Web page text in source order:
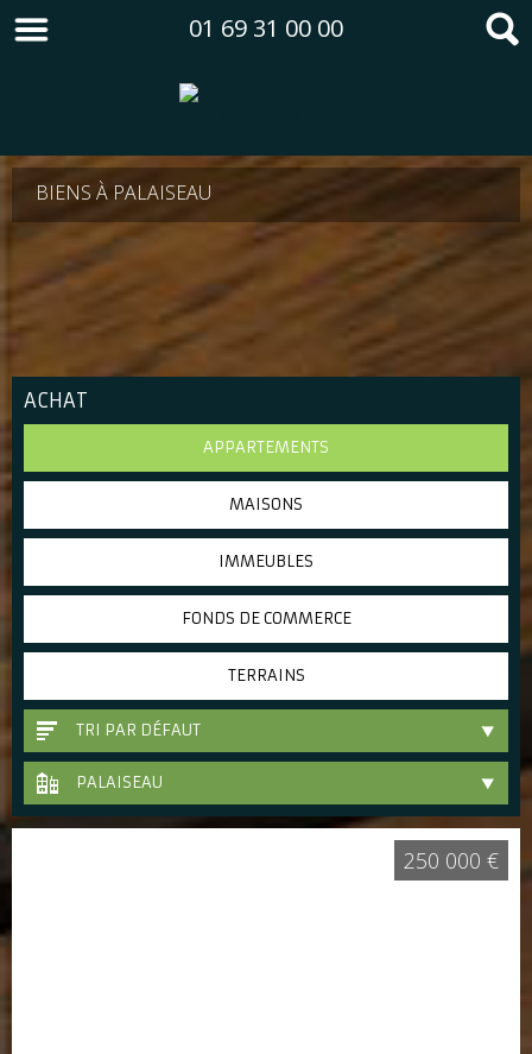
01 69 31 00 00
BIENS À PALAISEAU
ACHAT
APPARTEMENTS
MAISONS
IMMEUBLES
FONDS DE COMMERCE
TERRAINS
TRI PAR DÉFAUT
PALAISEAU
250 000 €